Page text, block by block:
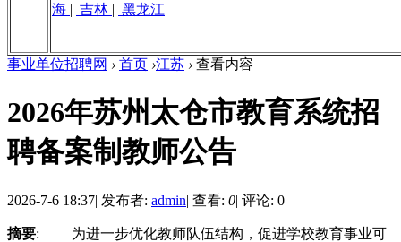
海 | 吉林 | 黑龙江
事业单位招聘网 › 首页 ›江苏 › 查看内容
2026年苏州太仓市教育系统招
聘备案制教师公告
2026-7-6 18:37| 发布者: admin| 查看: 0| 评论: 0
摘要: 为进一步优化教师队伍结构，促进学校教育事业可